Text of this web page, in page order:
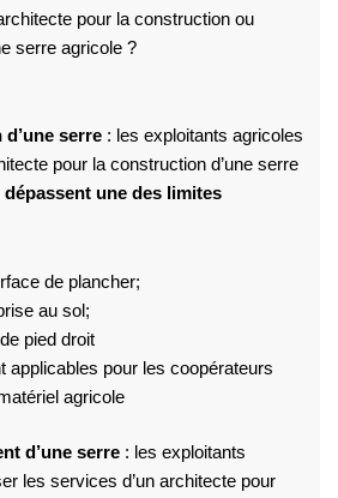
pour la construction ou
serre agricole ?
serre: les exploitants agricoles
pour la construction d’une serre
une des limites
de plancher;
au sol;
pied droit
applicables pour les coopérateurs
agricole
d’une serre: les exploitants
les services d’un architecte pour